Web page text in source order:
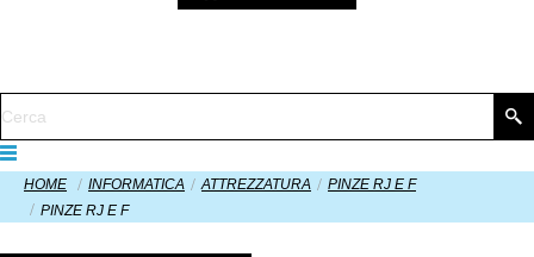
HOME INFORMATICA ATTREZZATURA
PINZE RJ E F
PINZE RJ E F